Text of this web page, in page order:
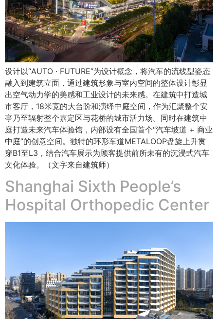
设计以“AUTO · FUTURE”为设计概念，将汽车的流线型姿态
融入到建筑立面，通过建筑形象与室内空间的整体设计彰显
出空气动力学的美感和工业设计的未来感。在建筑中打造城
市客厅，18米宽的大台阶和演绎中庭空间，作为汇聚整个安
亭乃至辐射整个嘉定区与花桥的城市活力场。同时在建筑中
庭打造未来汽车体验馆，内部设有全国首个“汽车坡道 + 商业
中庭”的创意空间。独特的环形车道METALOOP盘旋上升贯
穿B1至L3，结合汽车展示为顾客提供前所未有的沉浸式汽车
文化体验。（文字来自建筑师）
Shanghai Sixth People’s
Hospital Orthopedic Center